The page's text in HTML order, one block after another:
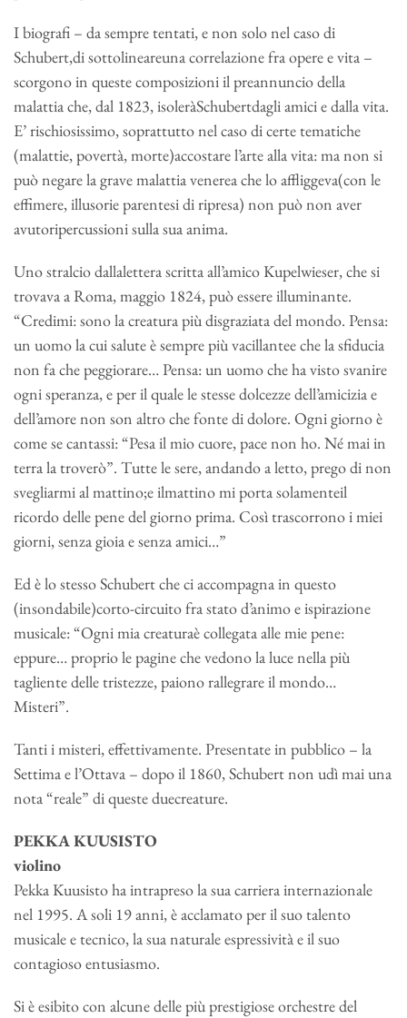
I biografi – da sempre tentati, e non solo nel caso di
Schubert,di sottolineareuna correlazione fra opere e vita –
scorgono in queste composizioni il preannuncio della
malattia che, dal 1823, isoleràSchubertdagli amici e dalla vita.
E’ rischiosissimo, soprattutto nel caso di certe tematiche
(malattie, povertà, morte)accostare l’arte alla vita: ma non si
può negare la grave malattia venerea che lo affliggeva(con le
effimere, illusorie parentesi di ripresa) non può non aver
avutoripercussioni sulla sua anima.
Uno stralcio dallalettera scritta all’amico Kupelwieser, che si
trovava a Roma, maggio 1824, può essere illuminante.
“Credimi: sono la creatura più disgraziata del mondo. Pensa:
un uomo la cui salute è sempre più vacillantee che la sfiducia
non fa che peggiorare… Pensa: un uomo che ha visto svanire
ogni speranza, e per il quale le stesse dolcezze dell’amicizia e
dell’amore non son altro che fonte di dolore. Ogni giorno è
come se cantassi: “Pesa il mio cuore, pace non ho. Né mai in
terra la troverò”. Tutte le sere, andando a letto, prego di non
svegliarmi al mattino;e ilmattino mi porta solamenteil
ricordo delle pene del giorno prima. Così trascorrono i miei
giorni, senza gioia e senza amici…”
Ed è lo stesso Schubert che ci accompagna in questo
(insondabile)corto-circuito fra stato d’animo e ispirazione
musicale: “Ogni mia creaturaè collegata alle mie pene:
eppure… proprio le pagine che vedono la luce nella più
tagliente delle tristezze, paiono rallegrare il mondo…
Misteri”.
Tanti i misteri, effettivamente. Presentate in pubblico – la
Settima e l’Ottava – dopo il 1860, Schubert non udì mai una
nota “reale” di queste duecreature.
PEKKA KUUSISTO
violino
Pekka Kuusisto ha intrapreso la sua carriera internazionale
nel 1995. A soli 19 anni, è acclamato per il suo talento
musicale e tecnico, la sua naturale espressività e il suo
contagioso entusiasmo.
Si è esibito con alcune delle più prestigiose orchestre del